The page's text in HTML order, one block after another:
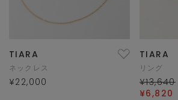
TIARA
ネックレス
¥22,000
TIARA
リング
¥13,640
¥6,820